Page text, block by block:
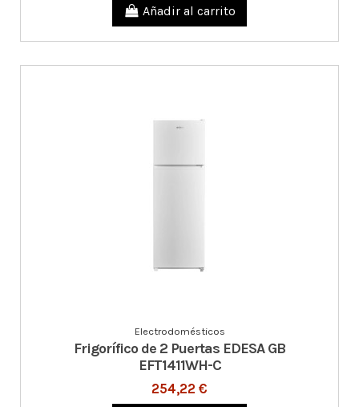
Añadir al carrito
Electrodomésticos
Frigorífico de 2 Puertas EDESA GB
EFT1411WH-C
254,22 €